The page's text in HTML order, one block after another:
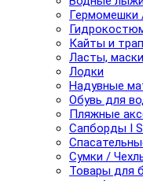
Гермомешки
Кайты и
Ласты,
Лодки
Надувные
Обувь для
Пляжные
Сапборды I
Сумки /
Товары для